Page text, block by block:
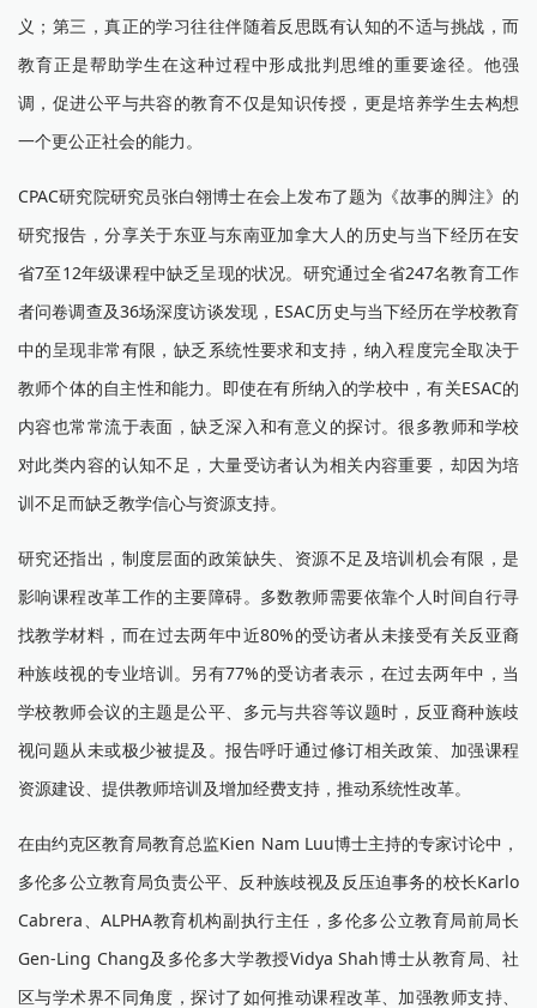
义；第三，真正的学习往往伴随着反思既有认知的不适与挑战，而
教育正是帮助学生在这种过程中形成批判思维的重要途径。他强
调，促进公平与共容的教育不仅是知识传授，更是培养学生去构想
一个更公正社会的能力。
CPAC研究院研究员张白翎博士在会上发布了题为《故事的脚注》的
研究报告，分享关于东亚与东南亚加拿大人的历史与当下经历在安
省7至12年级课程中缺乏呈现的状况。研究通过全省247名教育工作
者问卷调查及36场深度访谈发现，ESAC历史与当下经历在学校教育
中的呈现非常有限，缺乏系统性要求和支持，纳入程度完全取决于
教师个体的自主性和能力。即使在有所纳入的学校中，有关ESAC的
内容也常常流于表面，缺乏深入和有意义的探讨。很多教师和学校
对此类内容的认知不足，大量受访者认为相关内容重要，却因为培
训不足而缺乏教学信心与资源支持。
研究还指出，制度层面的政策缺失、资源不足及培训机会有限，是
影响课程改革工作的主要障碍。多数教师需要依靠个人时间自行寻
找教学材料，而在过去两年中近80%的受访者从未接受有关反亚裔
种族歧视的专业培训。另有77%的受访者表示，在过去两年中，当
学校教师会议的主题是公平、多元与共容等议题时，反亚裔种族歧
视问题从未或极少被提及。报告呼吁通过修订相关政策、加强课程
资源建设、提供教师培训及增加经费支持，推动系统性改革。
在由约克区教育局教育总监Kien Nam Luu博士主持的专家讨论中，
多伦多公立教育局负责公平、反种族歧视及反压迫事务的校长Karlo
Cabrera、ALPHA教育机构副执行主任，多伦多公立教育局前局长
Gen-Ling Chang及多伦多大学教授Vidya Shah博士从教育局、社
区与学术界不同角度，探讨了如何推动课程改革、加强教师支持、